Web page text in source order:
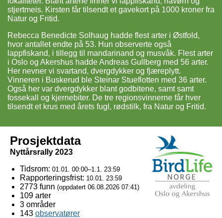
stjertmeis. Kirsten får tilsendt et gavekort på 1000 kroner fra
Natur og Fritid.
Rebecca Benedicte Solhaug hadde flest arter i Østfold,
hvor antallet endte på 53. Hun observerte også
lappfiskand, i tillegg til mandarinand og musvåk. Flest arter
i Oslo og Akershus hadde Andreas Gullberg med 56 arter.
Her nevner vi svartand, dvergdykker og fjæreplytt.
Vinneren i Buskerud ble Steinar Stueflotten med 36 arter.
Også her var dvergdykker blant godbitene, samt samt
fossekall og kjernebiter. De tre regionsvinnerne får hver
tilsendt et krus med årets fugl, rødstilk, fra Natur og Fritid.
Prosjektdata
Nyttårsrally 2023
Tidsrom: 01.01. 00:00–1.1. 23:59
Rapporteringsfrist: 10.01. 23:59
2773 funn (oppdatert 06.08.2026 07:41)
109 arter
3 områder
143 observatører